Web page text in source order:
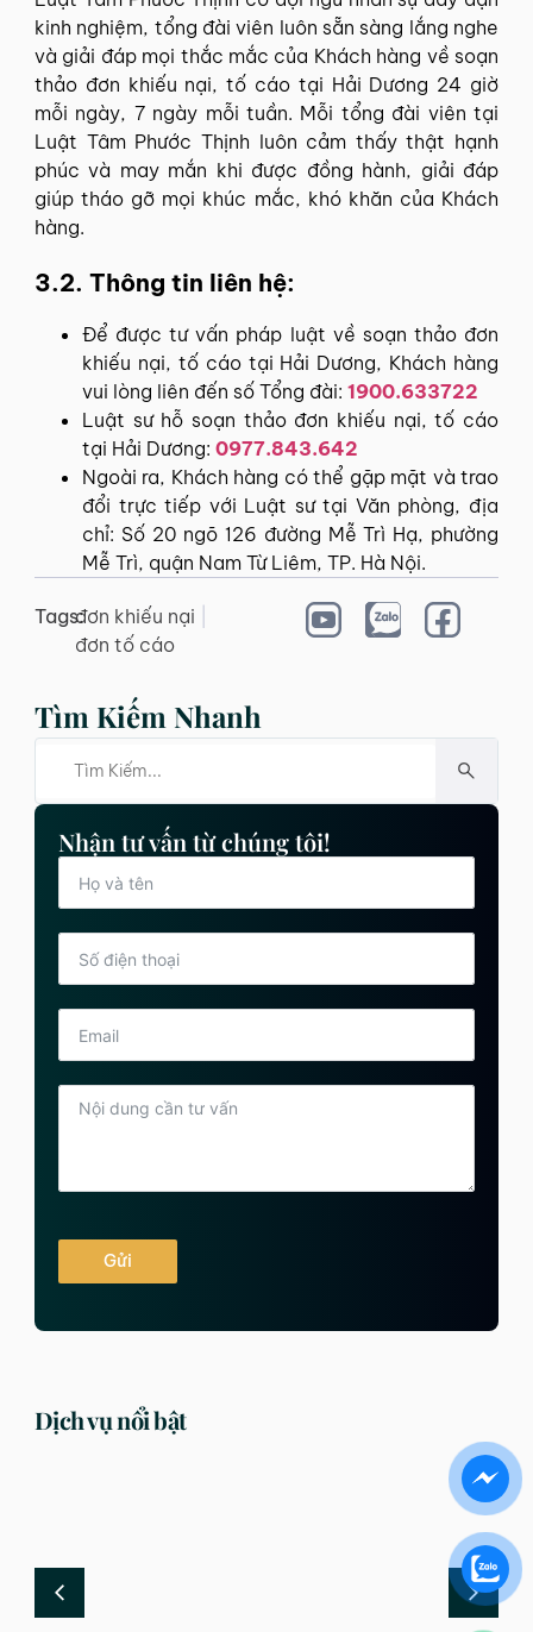
kinh nghiệm, tổng đài viên luôn sẵn sàng lắng nghe
và giải đáp mọi thắc mắc của Khách hàng về soạn
thảo đơn khiếu nại, tố cáo tại Hải Dương 24 giờ
mỗi ngày, 7 ngày mỗi tuần. Mỗi tổng đài viên tại
Luật Tâm Phước Thịnh luôn cảm thấy thật hạnh
phúc và may mắn khi được đồng hành, giải đáp
giúp tháo gỡ mọi khúc mắc, khó khăn của Khách
hàng.
3.2. Thông tin liên hệ:
Để được tư vấn pháp luật về soạn thảo đơn
khiếu nại, tố cáo tại Hải Dương, Khách hàng
vui lòng liên đến số Tổng đài: 1900.633722
Luật sư hỗ soạn thảo đơn khiếu nại, tố cáo
tại Hải Dương: 0977.843.642
Ngoài ra, Khách hàng có thể gặp mặt và trao
đổi trực tiếp với Luật sư tại Văn phòng, địa
chỉ: Số 20 ngõ 126 đường Mễ Trì Hạ, phường
Mễ Trì, quận Nam Từ Liêm, TP. Hà Nội.
Tags:đơn khiếu nại
đơn tố cáo
Tìm Kiếm Nhanh
Nhận tư vấn từ chúng tôi!
Gửi
Dịch vụ nổi bật